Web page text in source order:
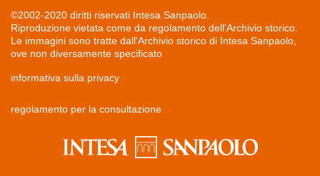
©2002-2020 diritti riservati Intesa Sanpaolo.
Riproduzione vietata come da regolamento dell'Archivio storico.
Le immagini sono tratte dall'Archivio storico di Intesa Sanpaolo,
ove non diversamente specificato
informativa sulla privacy
regolamento per la consultazione